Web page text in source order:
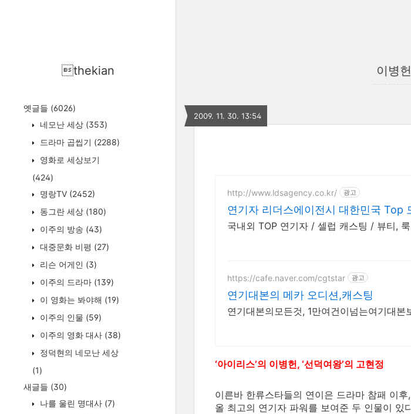
thekian
옛글들 (6026)
네모난 세상 (353)
드라마 곱씹기 (2288)
영화로 세상보기
(424)
명랑TV (2452)
동그란 세상 (180)
이주의 방송 (43)
대중문화 비평 (27)
리슨 어게인 (3)
이주의 드라마 (139)
이 영화는 봐야해 (19)
이주의 인물 (59)
이주의 영화 대사 (38)
정덕현의 네모난 세상
(1)
새글들 (30)
나를 울린 명대사 (7)
이병
2009. 11. 30. 13:54
http://www.ldsagency.co.kr/ 광고
연기자 리더스에이전시 대한민국 Top
국내외 TOP 연기자 / 셀럽 캐스팅 / 뷰티,
https://cafe.naver.com/cgtstar 광고
연기대본의 메카 오디션,캐스팅
연기대본의모든것, 1만여건이넘는여기대
‘아이리스’의 이병헌, ‘선덕여왕’의 고현정
이른바 한류스타들의 연이은 드라마 참패 이
올 최고의 연기자 파워를 보여준 두 인물이 있